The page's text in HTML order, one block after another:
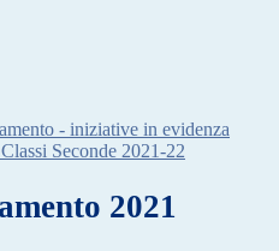
- iniziative in evidenza
Seconde 2021-22
2021